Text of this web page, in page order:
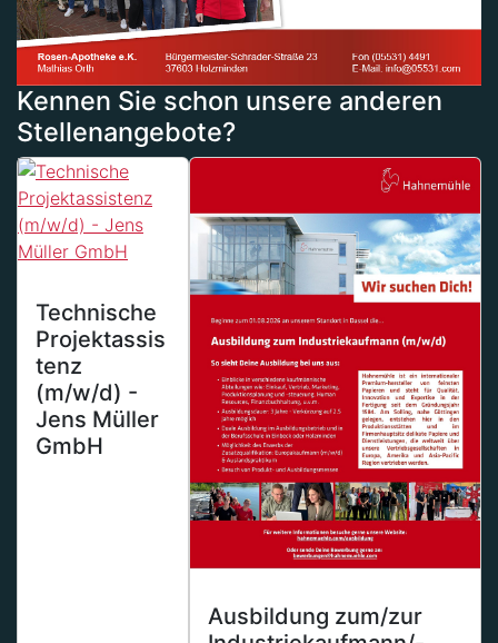
Kennen Sie schon unsere anderen
Stellenangebote?
Technische
Projektassis
tenz
(m/w/d) -
Jens Müller
GmbH
Ausbildung zum/zur